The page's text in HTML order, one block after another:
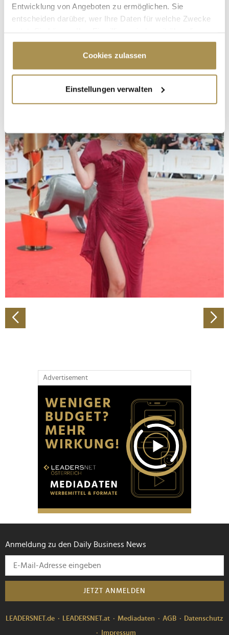
Entwicklung von Angeboten zu ermöglichen. Sie
entscheiden darüber, wer Ihre Daten für welche Zwecke
Cookie-Erklärung oder durch Klicken auf das Privacy
Trigger Symbol ändern oder widerrufen
Informationen über Ihre geografische Lage
erfassen, welche bis auf einige Meter genau sein
bestimmten Merkmalen (Fingerprinting) identifizieren
Erfahren Sie mehr darüber, wie Ihre persönlichen Daten
verarbeitet werden, und legen Sie Ihre Präferenzen im
Abschnitt Einzelheiten
Wir verwenden Cookies, um Inhalte und Anzeigen zu
personalisieren, Funktionen für soziale Medien anbieten
zu können und die Zugriffe auf unsere Website zu
analysieren. Außerdem geben wir Informationen zu Ihrer
Verwendung unserer Website an unsere Partner für
soziale Medien, Werbung und Analysen weiter. Unsere
Partner führen diese Informationen möglicherweise mit
weiteren Daten zusammen, die Sie ihnen bereitgestellt
gesammelt haben.
Cookies zulassen
Einstellungen verwalten
Advertisement
Anmeldung zu den Daily Business News
JETZT ANMELDEN
LEADERSNET.de LEADERSNET.at Mediadaten AGB
Datenschutz
Impressum